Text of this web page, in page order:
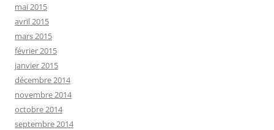
mai 2015
avril 2015
mars 2015
février 2015
janvier 2015
décembre 2014
novembre 2014
octobre 2014
septembre 2014